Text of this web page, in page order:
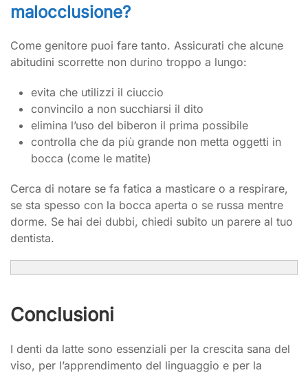
malocclusione?
Come genitore puoi fare tanto. Assicurati che alcune
abitudini scorrette non durino troppo a lungo:
evita che utilizzi il ciuccio
convincilo a non succhiarsi il dito
elimina l’uso del biberon il prima possibile
controlla che da più grande non metta oggetti in
bocca (come le matite)
Cerca di notare se fa fatica a masticare o a respirare,
se sta spesso con la bocca aperta o se russa mentre
dorme. Se hai dei dubbi, chiedi subito un parere al tuo
dentista.
Conclusioni
I denti da latte sono essenziali per la crescita sana del
viso, per l’apprendimento del linguaggio e per la